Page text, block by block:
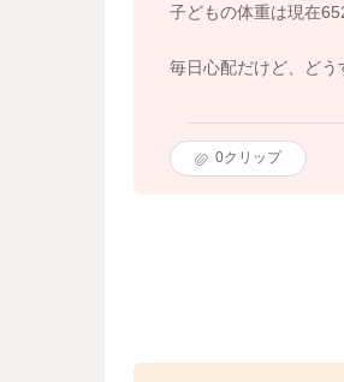
子どもの体重は現在
毎日心配だけど、どう
0クリップ